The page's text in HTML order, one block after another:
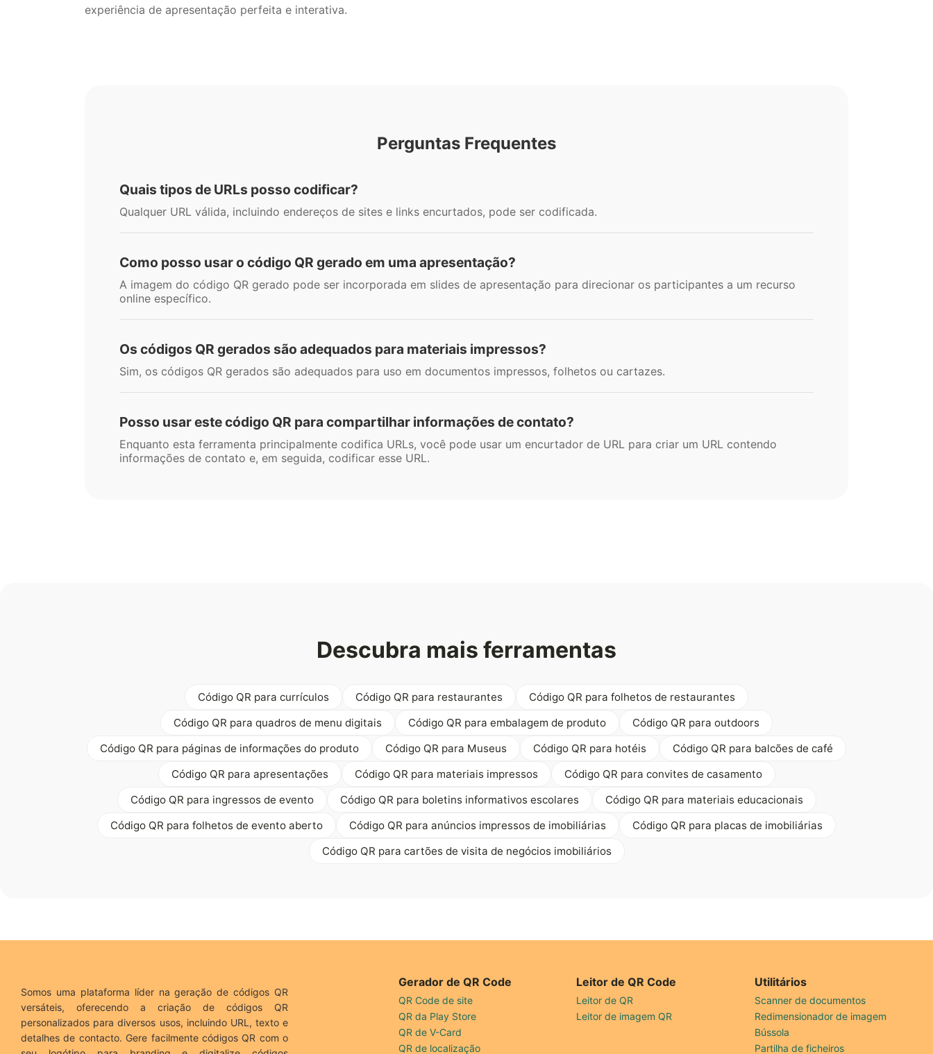
experiência de apresentação perfeita e interativa.
Perguntas Frequentes
Quais tipos de URLs posso codificar?
Qualquer URL válida, incluindo endereços de sites e links encurtados, pode ser codificada.
Como posso usar o código QR gerado em uma apresentação?
A imagem do código QR gerado pode ser incorporada em slides de apresentação para direcionar os participantes a um recurso
online específico.
Os códigos QR gerados são adequados para materiais impressos?
Sim, os códigos QR gerados são adequados para uso em documentos impressos, folhetos ou cartazes.
Posso usar este código QR para compartilhar informações de contato?
Enquanto esta ferramenta principalmente codifica URLs, você pode usar um encurtador de URL para criar um URL contendo
informações de contato e, em seguida, codificar esse URL.
Descubra mais ferramentas
Código QR para currículos Código QR para restaurantes
Código QR para folhetos de restaurantes
Código QR para quadros de menu digitais
Código QR para embalagem de produto
Código QR para outdoors
Código QR para páginas de informações do produto
Código QR para Museus Código QR para hotéis
Código QR para balcões de café
Código QR para apresentações
Código QR para materiais impressos
Código QR para convites de casamento
Código QR para ingressos de evento
Código QR para boletins informativos escolares
Código QR para materiais educacionais
Código QR para folhetos de evento aberto
Código QR para anúncios impressos de imobiliárias
Código QR para placas de imobiliárias
Código QR para cartões de visita de negócios imobiliários
Somos uma plataforma líder na geração de códigos QR
versáteis, oferecendo a criação de códigos QR
personalizados para diversos usos, incluindo URL, texto e
detalhes de contacto. Gere facilmente códigos QR com o
Gerador de QR Code
QR Code de site
QR da Play Store
QR de V-Card
QR de localização
Leitor de QR Code
Leitor de QR
Leitor de imagem QR
Utilitários
Scanner de documentos
Redimensionador de imagem
Bússola
Partilha de ficheiros